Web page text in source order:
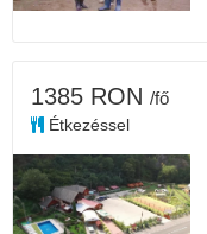
1385 RON /fő
Étkezéssel